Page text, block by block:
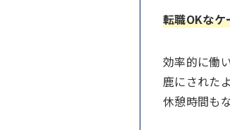
転職OKなケ
効率的に働
鹿にされた
休憩時間も